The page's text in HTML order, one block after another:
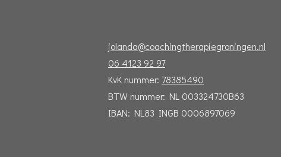
jolanda@coachingtherapiegroningen.nl
06 4123 92 97
KvK nummer: 78385490
BTW nummer: NL 003324730B63
IBAN: NL83 INGB 0006897069